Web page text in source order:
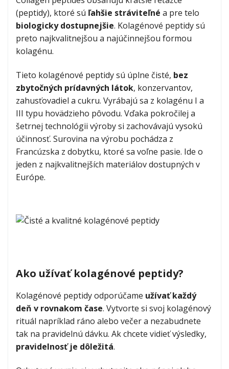
(peptidy), ktoré sú ľahšie stráviteľné a pre telo
biologicky dostupnejšie. Kolagénové peptidy sú
preto najkvalitnejšou a najúčinnejšou formou
kolagénu.
Tieto kolagénové peptidy sú úplne čisté, bez
zbytočných prídavných látok, konzervantov,
zahusťovadiel a cukru. Vyrábajú sa z kolagénu I a
III typu hovädzieho pôvodu. Vďaka pokročilej a
šetrnej technológii výroby si zachovávajú vysokú
účinnosť. Surovina na výrobu pochádza z
Francúzska z dobytku, ktoré sa voľne pasie. Ide o
jeden z najkvalitnejších materiálov dostupných v
Európe.
Ako užívať kolagénové peptidy?
Kolagénové peptidy odporúčame užívať každý
deň v rovnakom čase. Vytvorte si svoj kolagénový
rituál napríklad ráno alebo večer a nezabudnete
tak na pravidelnú dávku. Ak chcete vidieť výsledky,
pravidelnosť je dôležitá.